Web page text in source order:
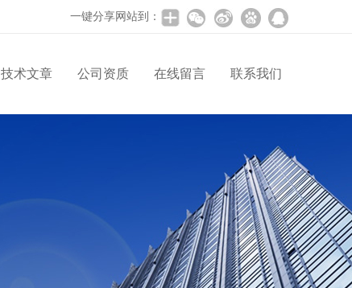
一键分享网站到：
技术文章 公司资质 在线留言 联系我们